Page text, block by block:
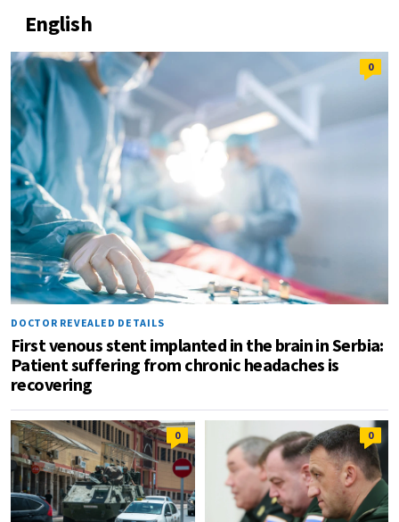
English
0
DOCTOR REVEALED DETAILS
First venous stent implanted in the brain in Serbia:
Patient suffering from chronic headaches is
recovering
0 0